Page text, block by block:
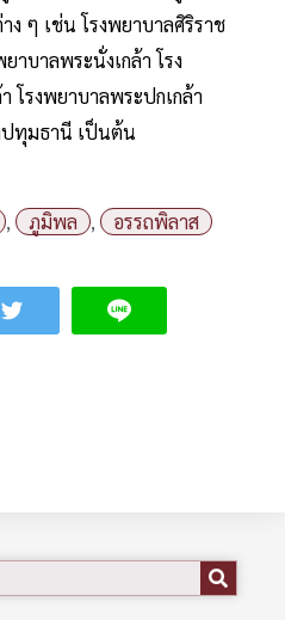
ง ๆ เช่น โรงพยาบาลศิริราช
าบาลพระนั่งเกล้า โรง
โรงพยาบาลพระปกเกล้า
ปทุมธานี เป็นต้น
, ภูมิพล , อรรถพิลาส